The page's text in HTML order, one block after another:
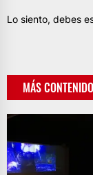
Lo siento, debes
MÁS CONTENIDO